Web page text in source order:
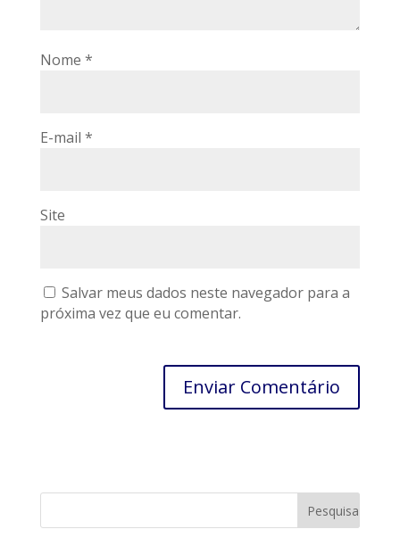
Nome *
E-mail *
Site
Salvar meus dados neste navegador para a
próxima vez que eu comentar.